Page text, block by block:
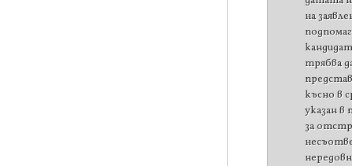
на
трябва
късно в
указан в
за